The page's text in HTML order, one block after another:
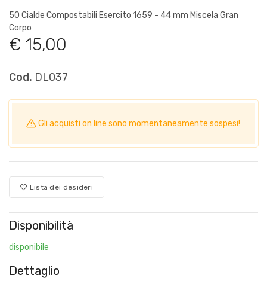
50 Cialde Compostabili Esercito 1659 - 44 mm Miscela Gran
Corpo
€ 15,00
Cod. DL037
Gli acquisti on line sono momentaneamente sospesi!
Lista dei desideri
Disponibilità
disponibile
Dettaglio